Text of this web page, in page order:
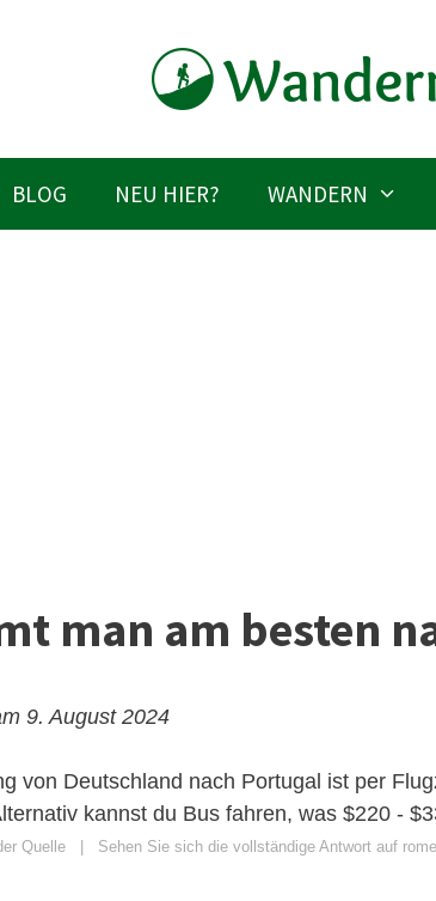
BLOG NEU HIER? WANDERN
man am besten
9. August 2024
von Deutschland nach Portugal ist per
kannst du Bus fahren, was $220 -
Quelle Sehen Sie sich die vollständige Antwort auf